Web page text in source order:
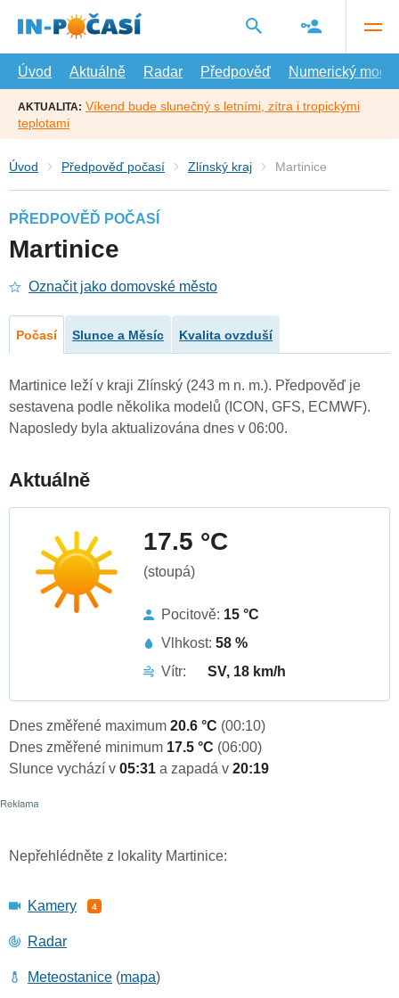
hlavní
Úvod
Aktuálně Radar Předpověď Numerický model
AKTUALITA: Víkend bude slunečný s letními, zítra i tropickými
teplotami
Úvod Předpověď počasí Zlínský kraj Martinice
PŘEDPOVĚĎ POČASÍ
Martinice
Označit jako domovské město
Počasí Slunce a Měsíc Kvalita ovzduší
Martinice leží v kraji Zlínský (243 m n. m.). Předpověď je
sestavena podle několika modelů (ICON, GFS, ECMWF).
Naposledy byla aktualizována dnes v 06:00.
Aktuálně
17.5 °C
(stoupá)
Pocitově: 15 °C
Vlhkost: 58 %
Vítr:
SV, 18 km/h
Dnes změřené maximum 20.6 °C (00:10)
Dnes změřené minimum 17.5 °C (06:00)
Slunce vychází v 05:31 a zapadá v 20:19
Nepřehlédněte z lokality Martinice:
Kamery 4
Radar
Meteostanice (mapa)